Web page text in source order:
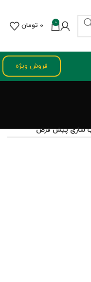
0
0 تومان
فروش ویژه